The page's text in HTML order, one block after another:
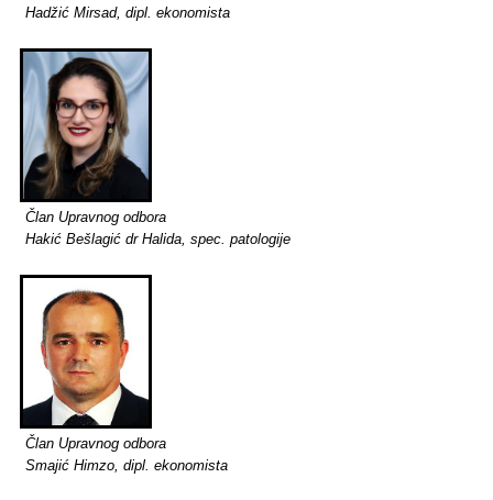
Hadžić Mirsad, dipl. ekonomista
Član Upravnog odbora
Hakić Bešlagić dr Halida, spec. patologije
Član Upravnog odbora
Smajić Himzo, dipl. ekonomista